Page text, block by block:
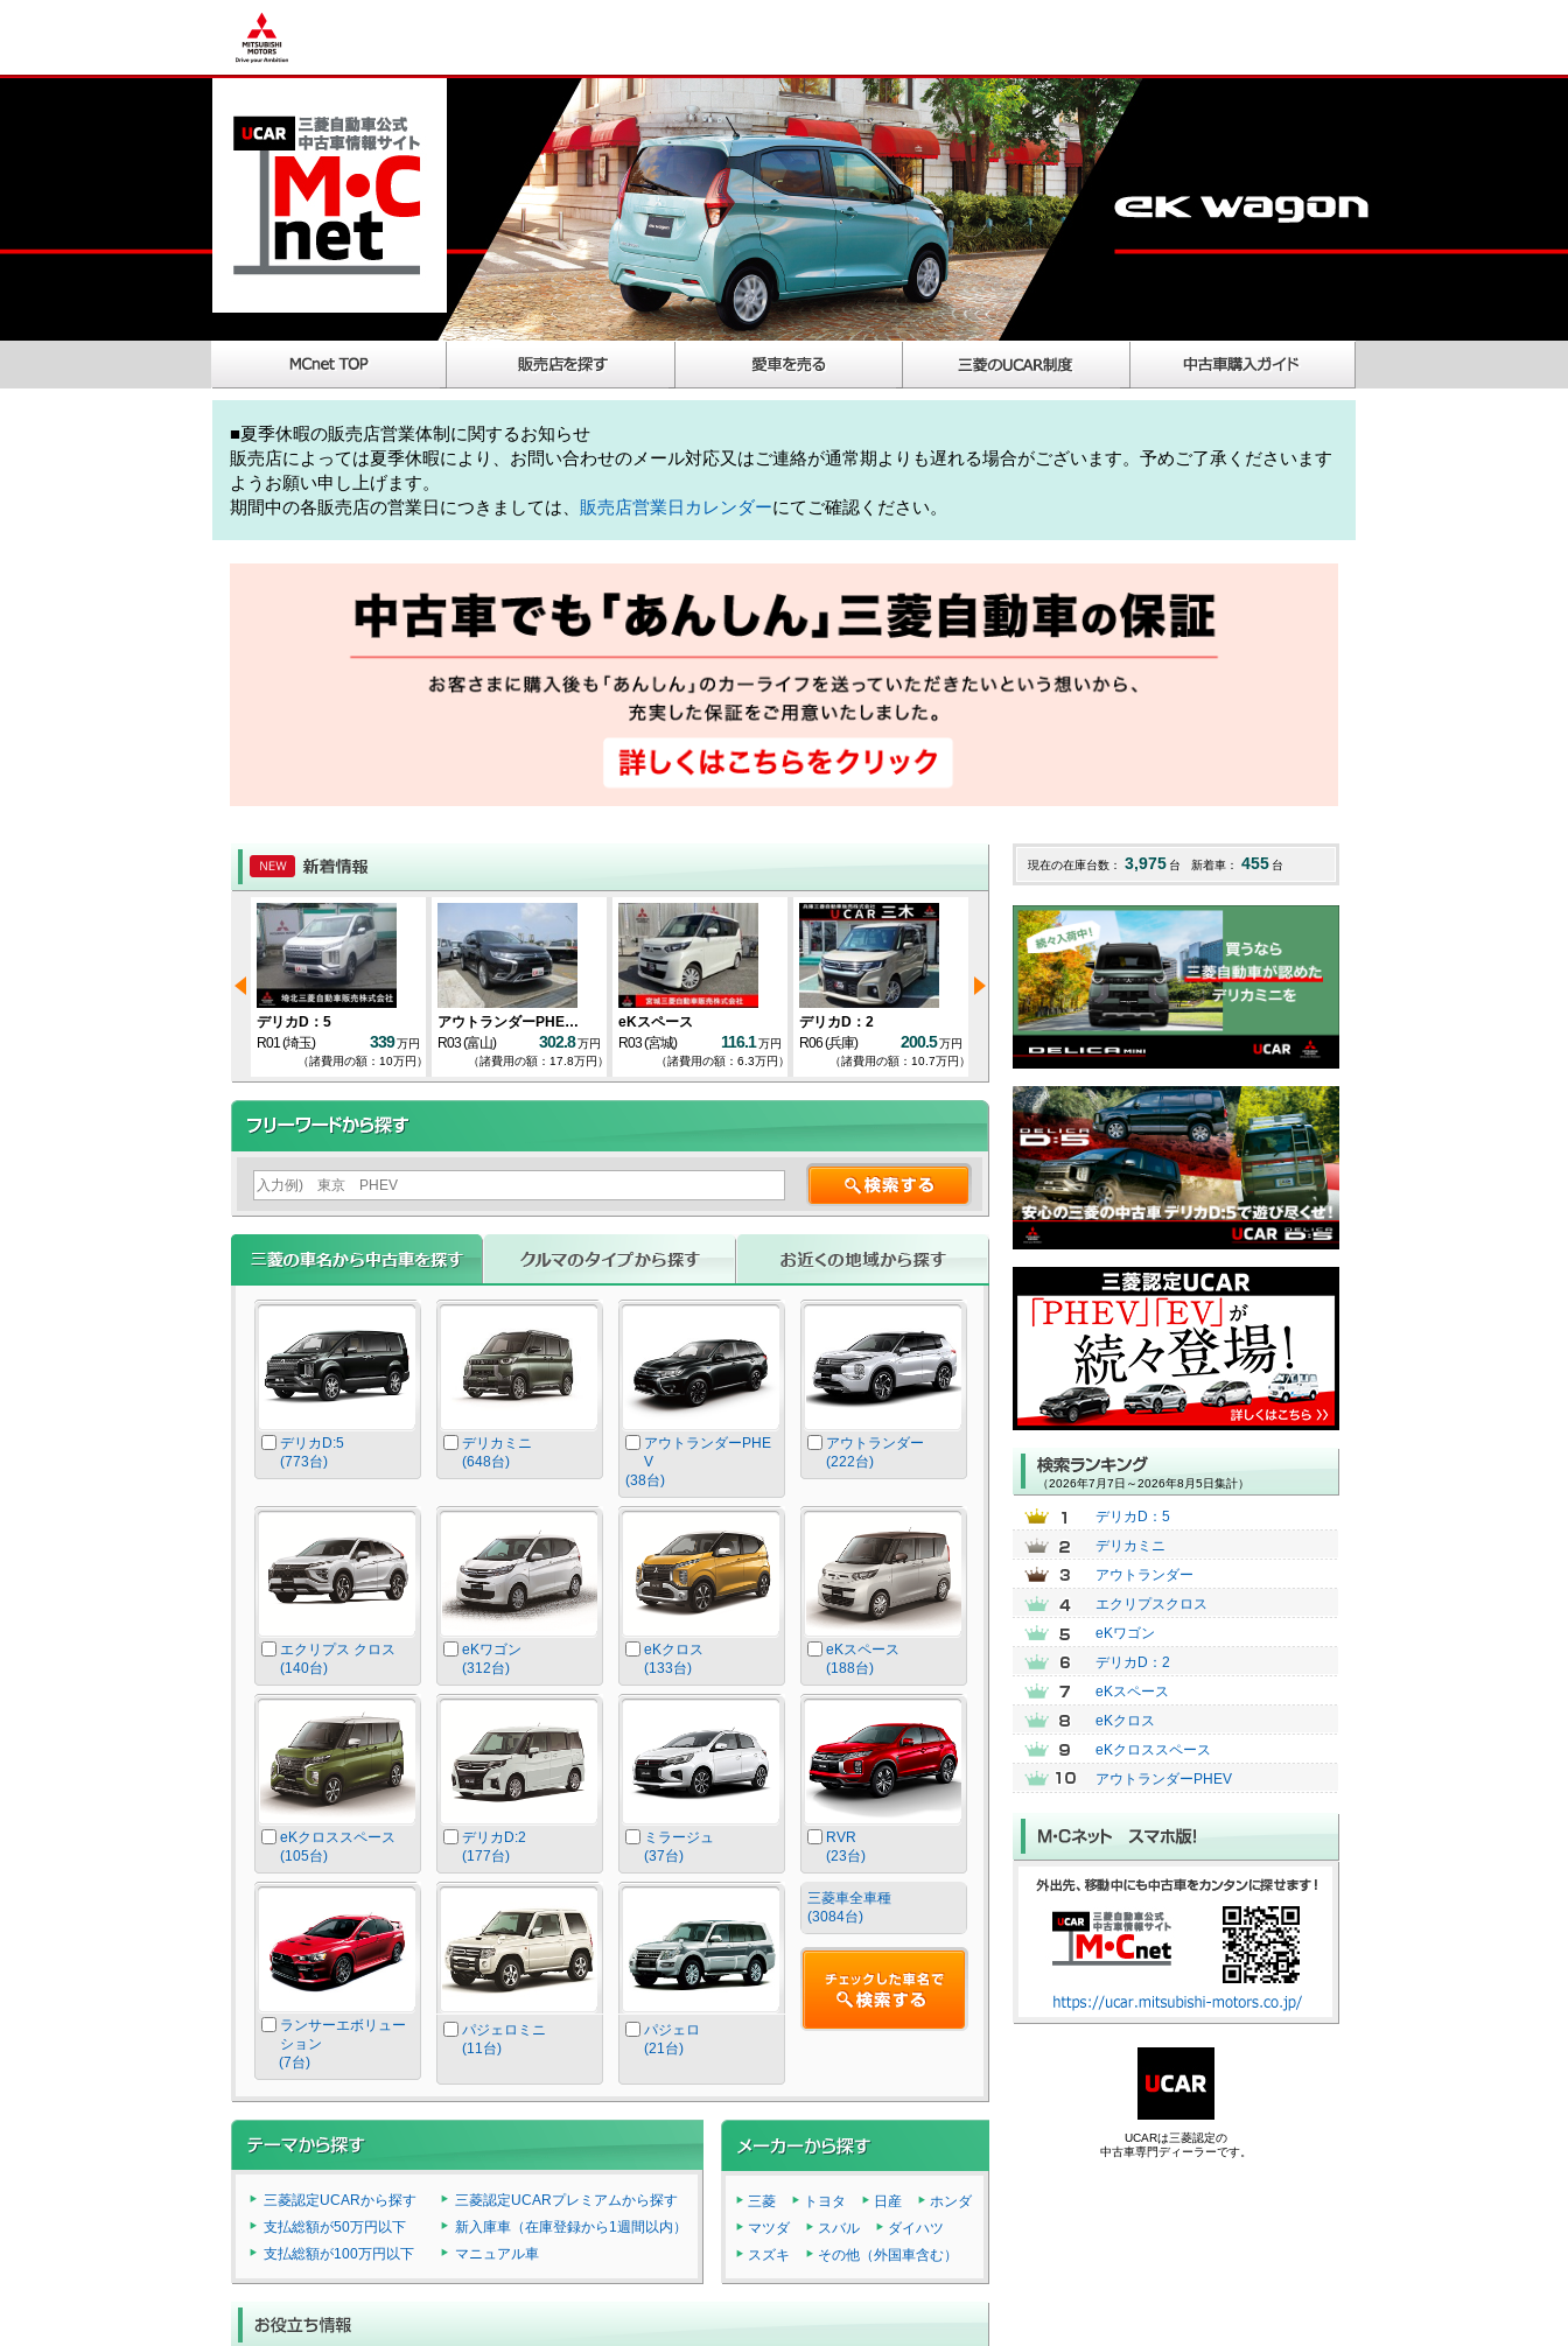
■夏季休暇の販売店営業体制に関するお知らせ
販売店によっては夏季休暇により、お問い合わせのメール対応又はご連絡が通常期よりも遅れる場合がございます。予めご了承くださいます
ようお願い申し上げます。
期間中の各販売店の営業日につきましては、 販売店営業日カレンダーにてご確認ください。
デリカD：5
R01(埼玉) 339万円
（諸費用の額：10万円）
アウトランダーPHE…
R03(富山) 302.8万円
（諸費用の額：17.8万円）
eKスペース
R03(宮城) 116.1万円
（諸費用の額：6.3万円）
デリカD：2
R06(兵庫) 200.5万円
（諸費用の額：10.7万円）
eKクロスEV
(静岡) 117.6
eKクロススペース
147.3 万円
（諸費用の額：8.3万円）
デリカD:5
(773台)
デリカミニ
(648台)
アウトランダーPHE
V
(38台)
アウトランダー
(222台)
エクリプス クロス
(140台)
eKワゴン
(312台)
eKクロス
(133台)
eKスペース
(188台)
eKクロススペース
(105台)
デリカD:2
(177台)
ミラージュ
(37台)
RVR
(23台)
ランサーエボリュー
ション
(7台)
パジェロミニ
(11台)
パジェロ
(21台)
三菱車全車種
(3084台)
三菱認定UCARから探す
支払総額が50万円以下
支払総額が100万円以下
三菱認定UCARプレミアムから探す
新入庫車（在庫登録から1週間以内）
マニュアル車
三菱 トヨタ 日産
ホンダ
マツダ
スバル
ダイハツ
スズキ
その他（外国車含む）
現在の在庫台数： 3,975 台 新着車： 455 台
（2026年7月7日～2026年8月5日集計）
デリカD：5
デリカミニ
アウトランダー
エクリプスクロス
eKワゴン
デリカD：2
eKスペース
eKクロス
eKクロススペース
アウトランダーPHEV
UCARは三菱認定の
中古車専門ディーラーです。